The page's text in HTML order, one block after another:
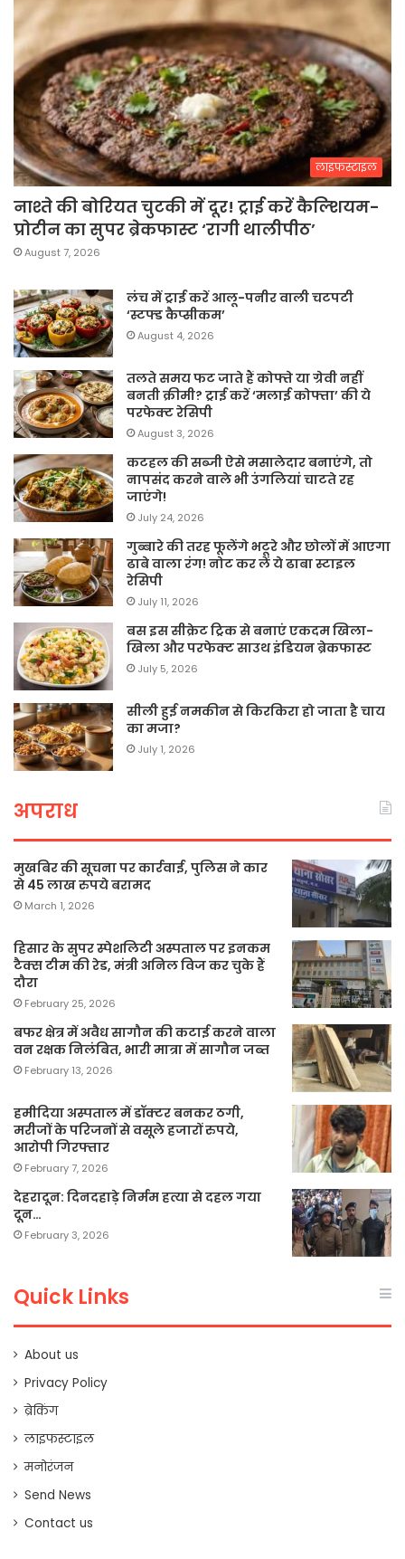
लाइफस्टाइल
नाश्ते की बोरियत चुटकी में दूर! ट्राई करें कैल्शियम-
प्रोटीन का सुपर ब्रेकफास्ट ‘रागी थालीपीठ’
August 7, 2026
लंच में ट्राई करें आलू-पनीर वाली चटपटी
‘स्टफ्ड कैप्सीकम’
August 4, 2026
तलते समय फट जाते हैं कोफ्ते या ग्रेवी नहीं
बनती क्रीमी? ट्राई करें ‘मलाई कोफ्ता’ की ये
परफेक्ट रेसिपी
August 3, 2026
कटहल की सब्जी ऐसे मसालेदार बनाएंगे, तो
नापसंद करने वाले भी उंगलियां चाटते रह
जाएंगे!
July 24, 2026
गुब्बारे की तरह फूलेंगे भटूरे और छोलों में आएगा
ढाबे वाला रंग! नोट कर लें ये ढाबा स्टाइल
रेसिपी
July 11, 2026
बस इस सीक्रेट ट्रिक से बनाएं एकदम खिला-
खिला और परफेक्ट साउथ इंडियन ब्रेकफास्ट
July 5, 2026
सीली हुई नमकीन से किरकिरा हो जाता है चाय
का मजा?
July 1, 2026
अपराध
मुखबिर की सूचना पर कार्रवाई, पुलिस ने कार
से 45 लाख रुपये बरामद
March 1, 2026
हिसार के सुपर स्पेशलिटी अस्पताल पर इनकम
टैक्स टीम की रेड, मंत्री अनिल विज कर चुके हैं
दौरा
February 25, 2026
बफर क्षेत्र में अवैध सागौन की कटाई करने वाला
वन रक्षक निलंबित, भारी मात्रा में सागौन जब्त
February 13, 2026
हमीदिया अस्पताल में डॉक्टर बनकर ठगी,
मरीजों के परिजनों से वसूले हजारों रुपये,
आरोपी गिरफ्तार
February 7, 2026
देहरादून: दिनदहाड़े निर्मम हत्या से दहल गया
दून…
February 3, 2026
Quick Links
About us
Privacy Policy
ब्रेकिंग
लाइफस्टाइल
मनोरंजन
Send News
Contact us